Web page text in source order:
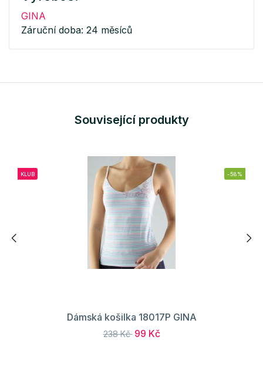
GINA
Záruční doba: 24 měsíců
Související produkty
KLUB -58%
Dámská košilka 18017P GINA
238 Kč 99 Kč